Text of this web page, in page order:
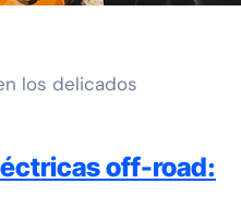
los delicados
off-road: